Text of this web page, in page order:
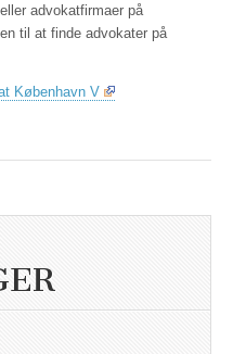
advokatfirmaer på
til at finde advokater på
København V